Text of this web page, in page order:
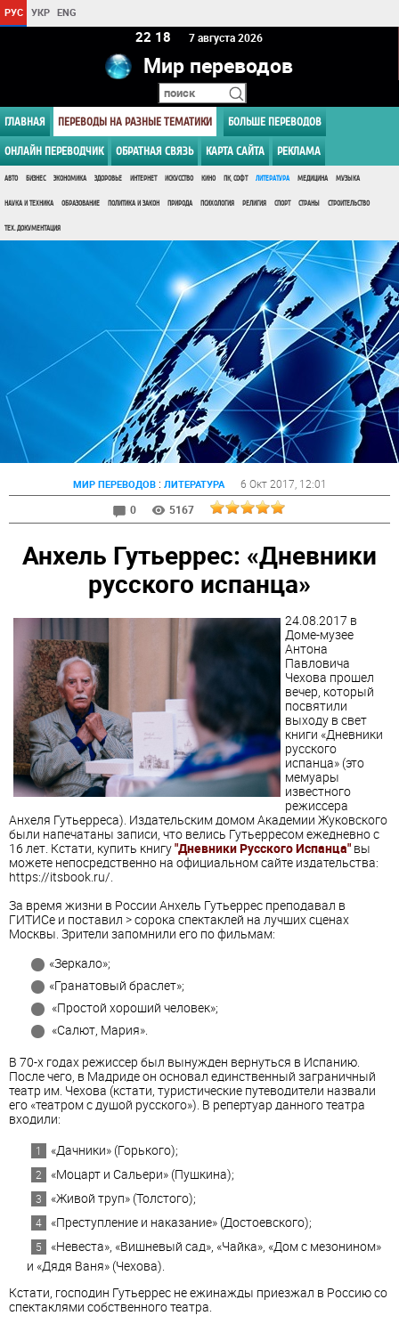
РУС УКР ENG
22:18 7 августа 2026
Мир переводов
ГЛАВНАЯ ПЕРЕВОДЫ НА РАЗНЫЕ ТЕМАТИКИ БОЛЬШЕ ПЕРЕВОДОВ
ОНЛАЙН ПЕРЕВОДЧИК ОБРАТНАЯ СВЯЗЬ КАРТА САЙТА РЕКЛАМА
АВТО БИЗНЕС ЭКОНОМИКА ЗДОРОВЬЕ ИНТЕРНЕТ ИСКУССТВО КИНО ПК, СОФТ ЛИТЕРАТУРА МЕДИЦИНА МУЗЫКА
НАУКА И ТЕХНИКА ОБРАЗОВАНИЕ ПОЛИТИКА И ЗАКОН ПРИРОДА ПСИХОЛОГИЯ РЕЛИГИЯ СПОРТ СТРАНЫ СТРОИТЕЛЬСТВО
ТЕХ. ДОКУМЕНТАЦИЯ
МИР ПЕРЕВОДОВ: ЛИТЕРАТУРА 6 Окт 2017 , 12:01
0
5167
Анхель Гутьеррес: «Дневники
русского испанца»
24.08.2017 в
Доме-музее
Антона
Павловича
Чехова прошел
вечер, который
посвятили
выходу в свет
книги «Дневники
русского
испанца» (это
мемуары
известного
режиссера
Анхеля Гутьерреса). Издательским домом Академии Жуковского
были напечатаны записи, что велись Гутьерресом ежедневно с
16 лет. Кстати, купить книгу"Дневники Русского Испанца" вы
можете непосредственно на официальном сайте издательства:
https://itsbook.ru/.
За время жизни в России Анхель Гутьеррес преподавал в
ГИТИСе и поставил > сорока спектаклей на лучших сценах
Москвы. Зрители запомнили его по фильмам:
«Зеркало»;
«Гранатовый браслет»;
«Простой хороший человек»;
«Салют, Мария».
В 70-х годах режиссер был вынужден вернуться в Испанию.
После чего, в Мадриде он основал единственный заграничный
театр им. Чехова (кстати, туристические путеводители назвали
его «театром с душой русского»). В репертуар данного театра
входили:
«Дачники» (Горького);
«Моцарт и Сальери» (Пушкина);
«Живой труп» (Толстого);
«Преступление и наказание» (Достоевского);
«Невеста», «Вишневый сад», «Чайка», «Дом с мезонином»
и «Дядя Ваня» (Чехова).
Кстати, господин Гутьеррес не ежинажды приезжал в Россию со
спектаклями собственного театра.